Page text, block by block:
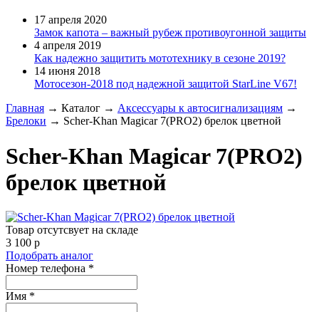
17 апреля 2020
Замок капота – важный рубеж противоугонной защиты
4 апреля 2019
Как надежно защитить мототехнику в сезоне 2019?
14 июня 2018
Мотосезон-2018 под надежной защитой StarLine V67!
Главная → Каталог → Аксессуары к автосигнализациям →
Брелоки → Scher-Khan Magicar 7(PRO2) брелок цветной
Scher-Khan Magicar 7(PRO2)
брелок цветной
Товар отсутсвует на складе
3 100 p
Подобрать аналог
Номер телефона *
Имя *